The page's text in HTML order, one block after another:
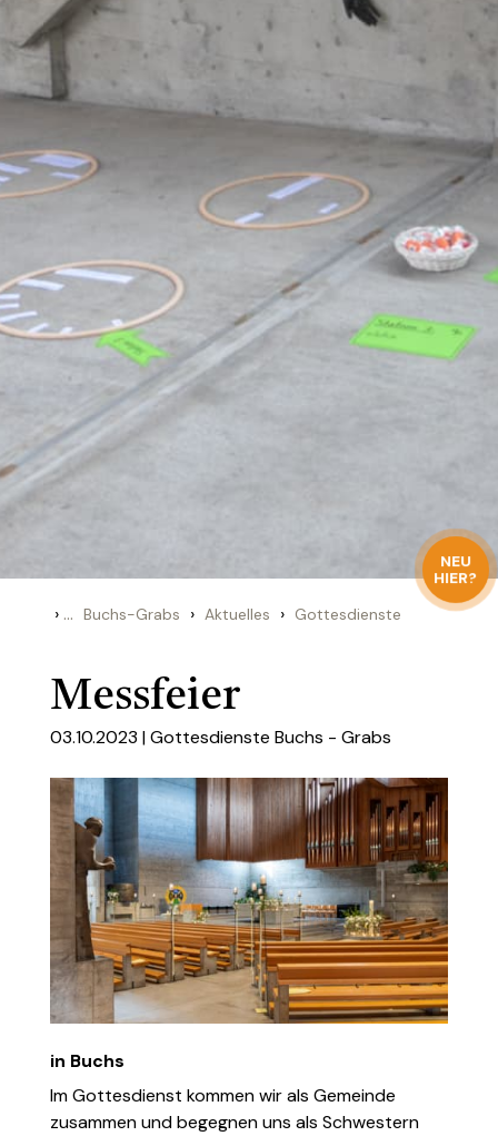
NEU
HIER?
› ... Buchs-Grabs › Aktuelles › Gottesdienste
Messfeier
03.10.2023 |Gottesdienste Buchs - Grabs
in Buchs
Im Gottesdienst kommen wir als Gemeinde
zusammen und begegnen uns als Schwestern